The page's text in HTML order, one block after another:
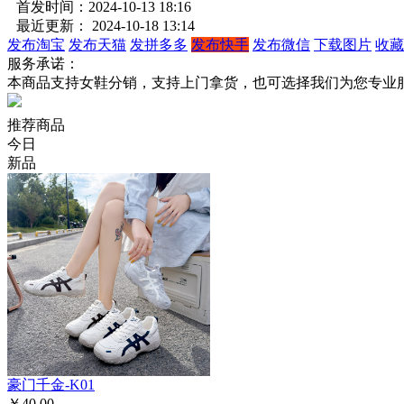
首发时间：2024-10-13 18:16
最近更新： 2024-10-18 13:14
发布淘宝 发布天猫 发拼多多 发布快手 发布微信 下载图片 收
服务承诺：
本商品支持女鞋分销，支持上门拿货，也可选择我们为您专业
推荐商品
今日
新品
豪门千金-K01